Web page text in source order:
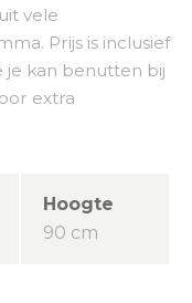
vele
Prijs is inclusief
je kan benutten bij
extra
Hoogte
90 cm